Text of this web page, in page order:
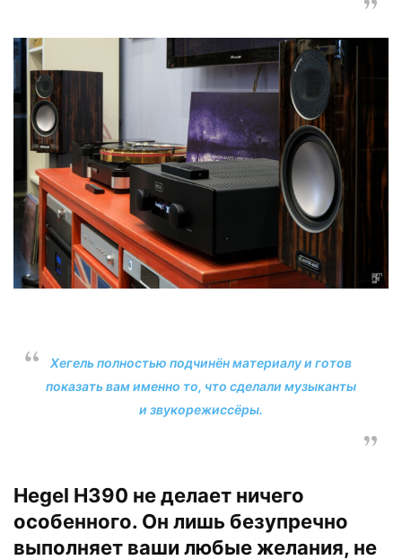
Хегель полностью подчинён материалу и готов
показать вам именно то, что сделали музыканты
и звукорежиссёры.
Hegel H390 не делает ничего
особенного. Он лишь безупречно
выполняет ваши любые желания, не